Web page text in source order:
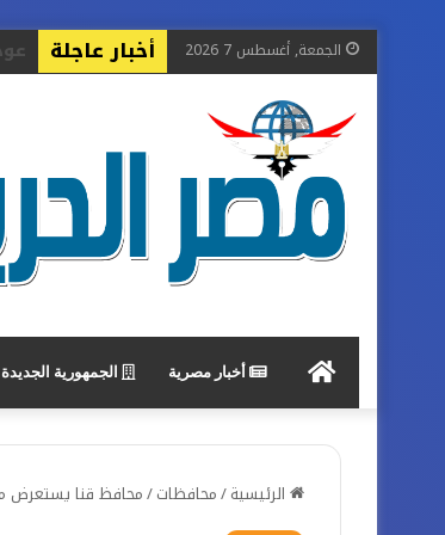
الجمعة, أغسطس 7 2026 أخبار عاجلة
مصر
أخبار مصرية الجمهورية الجديدة
الرئيسية/محافظات/محافظ قنا يستعرض